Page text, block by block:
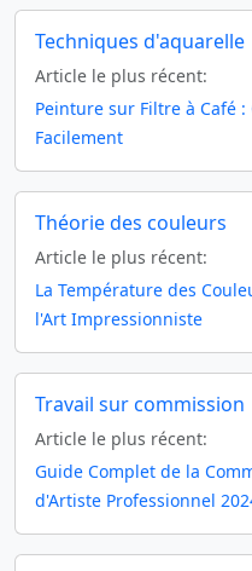
Techniques d'aquarelle
Article le plus récent:
Peinture sur Filtre à Café
Facilement
Théorie des couleurs
Article le plus récent:
La Température des
l'Art Impressionniste
Travail sur commission
Article le plus récent:
Guide Complet de la
d'Artiste Professionnel